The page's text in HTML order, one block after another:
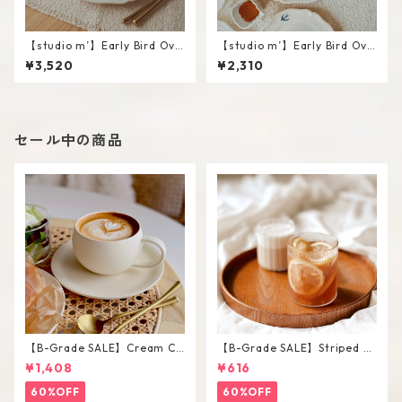
【studio m’】Early Bird Ova
l plate / L
¥3,520
【studio m’】Early Bird Ova
l plate / S
¥2,310
セール中の商品
【B-Grade SALE】Cream Co
lor Round Shape Cup Saucer
Set
¥1,408
60%OFF
【B-Grade SALE】Striped Sh
ort Glass / M
¥616
60%OFF